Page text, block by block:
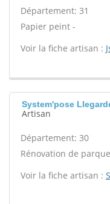
Département: 31
Papier peint -
Voir la fiche artisan :
System'pose
Artisan
Département: 30
Rénovation de
Voir la fiche artisan :